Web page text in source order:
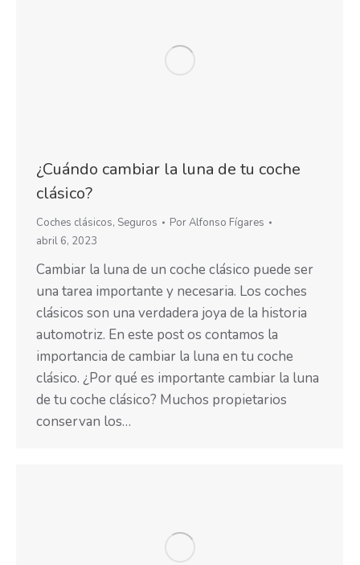
¿Cuándo cambiar la luna de tu coche
clásico?
Coches clásicos, Seguros PorAlfonso Fígares
abril 6, 2023
Cambiar la luna de un coche clásico puede ser
una tarea importante y necesaria. Los coches
clásicos son una verdadera joya de la historia
automotriz. En este post os contamos la
importancia de cambiar la luna en tu coche
clásico. ¿Por qué es importante cambiar la luna
de tu coche clásico? Muchos propietarios
conservan los…